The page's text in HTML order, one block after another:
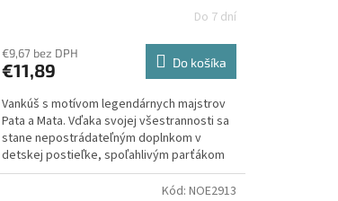
Do 7 dní
€9,67 bez DPH
€11,89 Do košíka
Vankúš s motívom legendárnych majstrov
Pata a Mata. Vďaka svojej všestrannosti sa
stane nepostrádateľným doplnkom v
detskej postieľke, spoľahlivým parťákom
na cestách a...
Kód: NOE2913